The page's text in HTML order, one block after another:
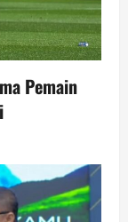
Pemain